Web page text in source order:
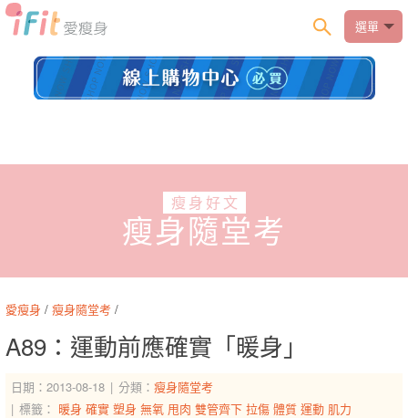
選單
瘦身好文
瘦身隨堂考
愛瘦身 / 瘦身隨堂考 /
A89：運動前應確實「暖身」
日期：2013-08-18 分類： 瘦身隨堂考
標籤： 暖身 確實 塑身 無氧 甩肉 雙管齊下 拉傷 體質 運動 肌力